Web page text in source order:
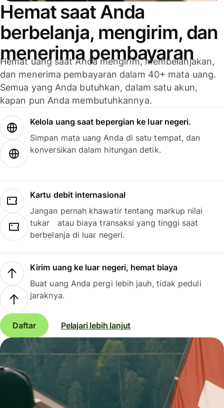
Hemat saat Anda
berbelanja, mengirim, dan
menerima pembayaran
Hemat uang saat Anda mengirim, membelanjakan,
dan menerima pembayaran dalam 40+ mata uang.
Semua yang Anda butuhkan, dalam satu akun,
kapan pun Anda membutuhkannya.
Kelola uang saat bepergian ke luar negeri.
Simpan mata uang Anda di satu tempat, dan
konversikan dalam hitungan detik.
Kartu debit internasional
Jangan pernah khawatir tentang markup nilai
tukar atau biaya transaksi yang tinggi saat
berbelanja di luar negeri.
Kirim uang ke luar negeri, hemat biaya
Buat uang Anda pergi lebih jauh, tidak peduli
jaraknya.
Daftar Pelajari lebih lanjut